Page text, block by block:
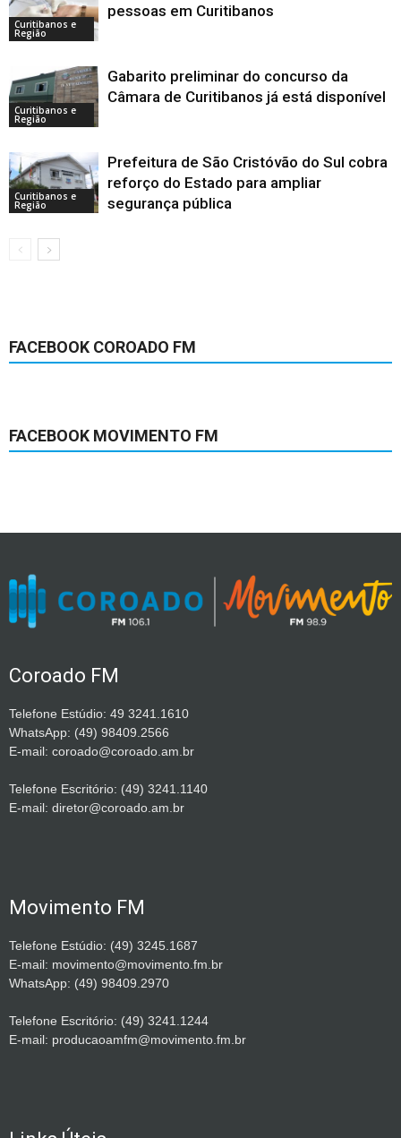
Curitibanos e
Região
pessoas em Curitibanos
Curitibanos e
Região
Gabarito preliminar do concurso da
Câmara de Curitibanos já está disponível
Curitibanos e
Região
Prefeitura de São Cristóvão do Sul cobra
reforço do Estado para ampliar
segurança pública
FACEBOOK COROADO FM
FACEBOOK MOVIMENTO FM
Coroado FM
Telefone Estúdio: 49 3241.1610
WhatsApp: (49) 98409.2566
E-mail: coroado@coroado.am.br
Telefone Escritório: (49) 3241.1140
E-mail: diretor@coroado.am.br
Movimento FM
Telefone Estúdio: (49) 3245.1687
E-mail: movimento@movimento.fm.br
WhatsApp: (49) 98409.2970
Telefone Escritório: (49) 3241.1244
E-mail: producaoamfm@movimento.fm.br